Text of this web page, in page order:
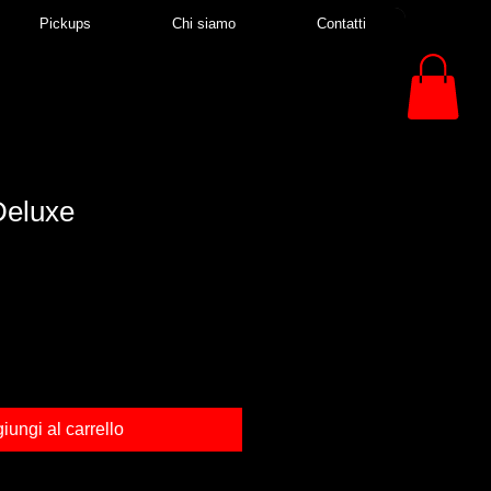
Pickups Chi siamo Contatti
al carrello